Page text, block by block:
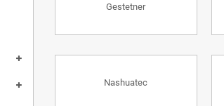
Gestetner
Nashuatec